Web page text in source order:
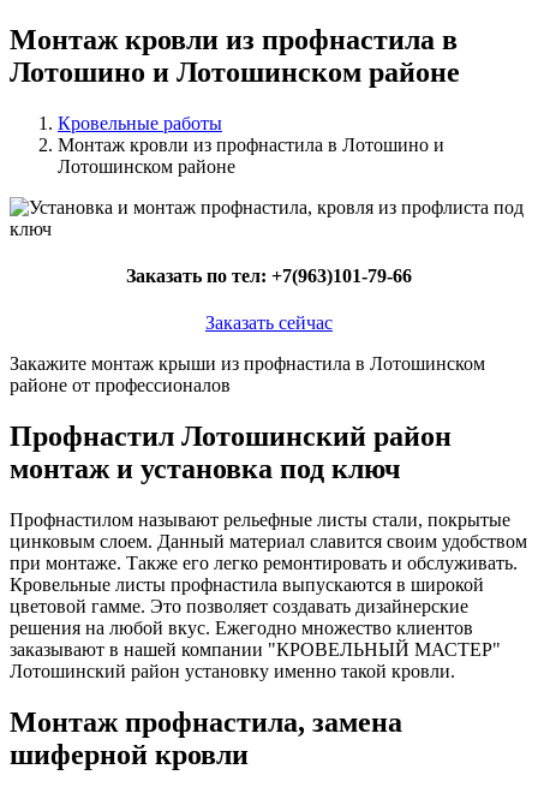
Монтаж кровли из профнастила в
Лотошино и Лотошинском районе
Кровельные работы
Монтаж кровли из профнастила в Лотошино и
Лотошинском районе
Заказать по тел: +7(963)101-79-66
Заказать сейчас
Закажите монтаж крыши из профнастила в Лотошинском
районе от профессионалов
Профнастил Лотошинский район
монтаж и установка под ключ
Профнастилом называют рельефные листы стали, покрытые
цинковым слоем. Данный материал славится своим удобством
при монтаже. Также его легко ремонтировать и обслуживать.
Кровельные листы профнастила выпускаются в широкой
цветовой гамме. Это позволяет создавать дизайнерские
решения на любой вкус. Ежегодно множество клиентов
заказывают в нашей компании "КРОВЕЛЬНЫЙ МАСТЕР"
Лотошинский район установку именно такой кровли.
Монтаж профнастила, замена
шиферной кровли